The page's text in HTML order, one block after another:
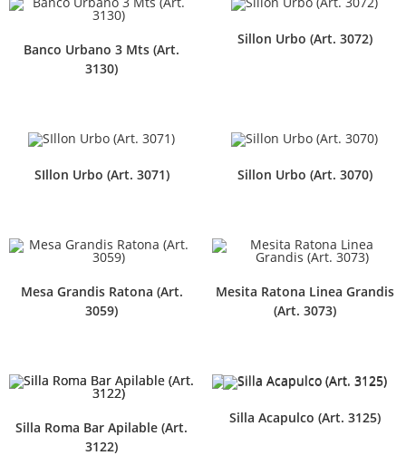
Banco Urbano 3 Mts (Art.
3130)
Sillon Urbo (Art. 3072)
SIllon Urbo (Art. 3071) Sillon Urbo (Art. 3070)
Mesa Grandis Ratona (Art.
3059)
Mesita Ratona Linea Grandis
(Art. 3073)
Silla Roma Bar Apilable (Art.
3122)
Silla Acapulco (Art. 3125)